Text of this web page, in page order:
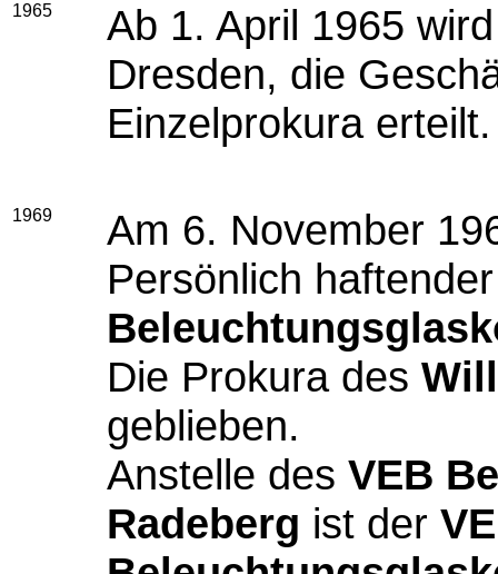
1965
Ab 1. April 1965
Dresden, die
Einzelprokura erteilt.
1969
Am 6. November
Persönlich
Die Prokura des
geblieben.
Anstelle des VEB
Radeberg ist der